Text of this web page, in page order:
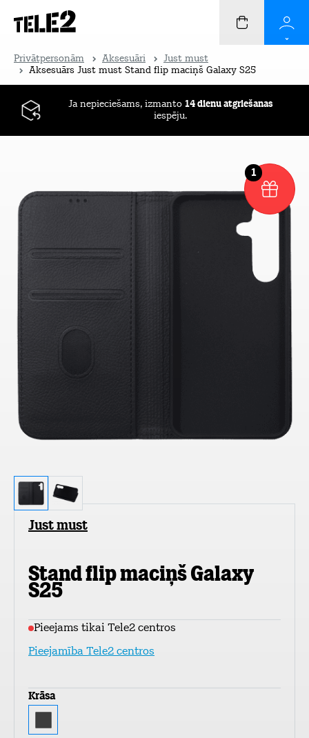
Privātpersonām Aksesuāri
Just must
Aksesuārs Just must Stand flip maciņš Galaxy S25
Ja nepieciešams, izmanto 14 dienu atgriešanas
iespēju.
1
Just must
Stand flip maciņš Galaxy
S25
Pieejams tikai Tele2 centros
Pieejamība Tele2 centros
Krāsa